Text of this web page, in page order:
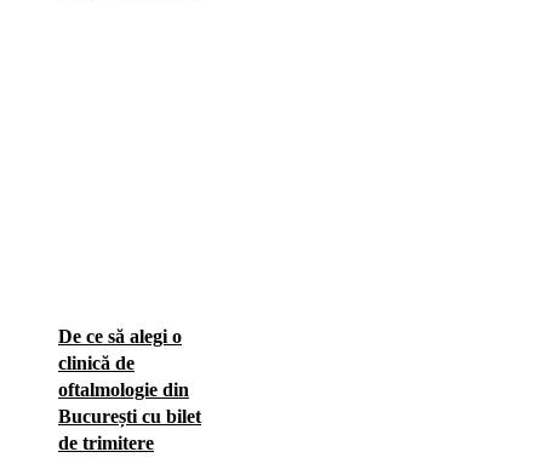
De ce să alegi o
clinică de
oftalmologie din
București cu bilet
de trimitere